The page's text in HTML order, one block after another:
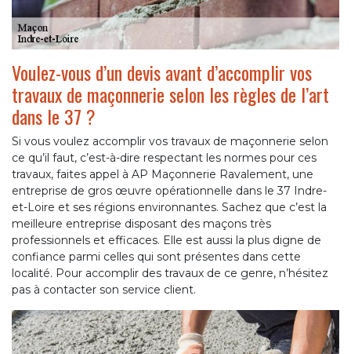
Voulez-vous d’un devis avant d’accomplir vos
travaux de maçonnerie selon les règles de l’art
dans le 37 ?
Si vous voulez accomplir vos travaux de maçonnerie selon
ce qu’il faut, c’est-à-dire respectant les normes pour ces
travaux, faites appel à AP Maçonnerie Ravalement, une
entreprise de gros œuvre opérationnelle dans le 37 Indre-
et-Loire et ses régions environnantes. Sachez que c’est la
meilleure entreprise disposant des maçons très
professionnels et efficaces. Elle est aussi la plus digne de
confiance parmi celles qui sont présentes dans cette
localité. Pour accomplir des travaux de ce genre, n’hésitez
pas à contacter son service client.